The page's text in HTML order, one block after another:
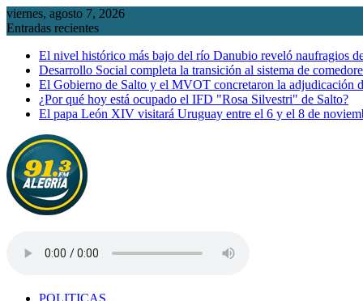
Saltar
al
viernes, agosto 7, 2026
Entradas recientes
El nivel histórico más bajo del río Danubio reveló naufragios
Desarrollo Social completa la transición al sistema de
El Gobierno de Salto y el MVOT concretaron la adjudicación
¿Por qué hoy está ocupado el IFD "Rosa Silvestri" de Salto?
El papa León XIV visitará Uruguay entre el 6 y el 8 de
POLITICAS